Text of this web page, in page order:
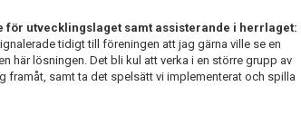
för utvecklingslaget samt assisterande i herrlaget:
tidigt till föreningen att jag gärna ville se en
här lösningen. Det bli kul att verka i en större grupp av
framåt, samt ta det spelsätt vi implementerat och spilla